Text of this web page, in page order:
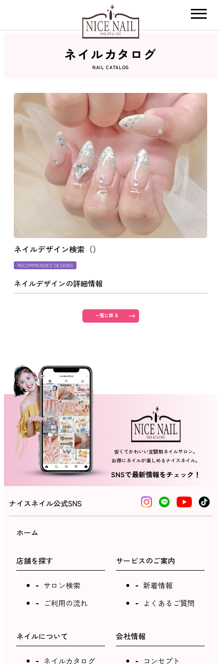
ネイルカタログ
おすすめクーポン
料金メニュー
コンセプト
よくあるご質問
取り扱いカラー
消費者志向自主宣言
新着情報
採用情報
ネイルスクール
ネイルカタログ
NAIL CATALOG
ネイルデザイン検索（）
RECOMMENDED DESIGNS
ネイルデザインの詳細情報
一覧に戻る
安くてかわいい定額制ネイルサロン。
お得にネイルが楽しめるナイスネイル。
SNSで最新情報をチェック！
ナイスネイル公式SNS
ホーム
店舗を探す
サロン検索
ご利用の流れ
サービスのご案内
新着情報
よくあるご質問
ネイルについて
ネイルカタログ
会社情報
コンセプト